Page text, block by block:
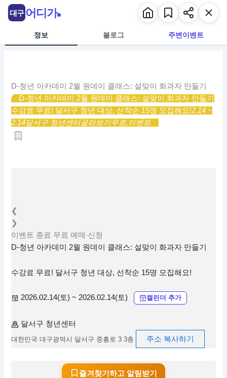
정보 블로그 주변이벤트
D-청년 아카데미 2월 원데이 클래스: 설맞이 화과자 만들기
D-청년 아카데미 2월 원데이 클래스: 설맞이 화과자 만들기
수강료 무료! 달서구 청년 대상, 선착순 15명 모집해요!2.14 ~
2.14달서구 청년센터골라보기무료,이벤트
❮
❯
이벤트 종료 무료 예매·신청
D-청년 아카데미 2월 원데이 클래스: 설맞이 화과자 만들기
수강료 무료! 달서구 청년 대상, 선착순 15명 모집해요!
2026.02.14(토) ~ 2026.02.14(토) 캘린더 추가
달서구 청년센터
대한민국 대구광역시 달서구 중흥로 3 3층 주소 복사하기
즐겨찾기하고 알림받기
대구 어디가